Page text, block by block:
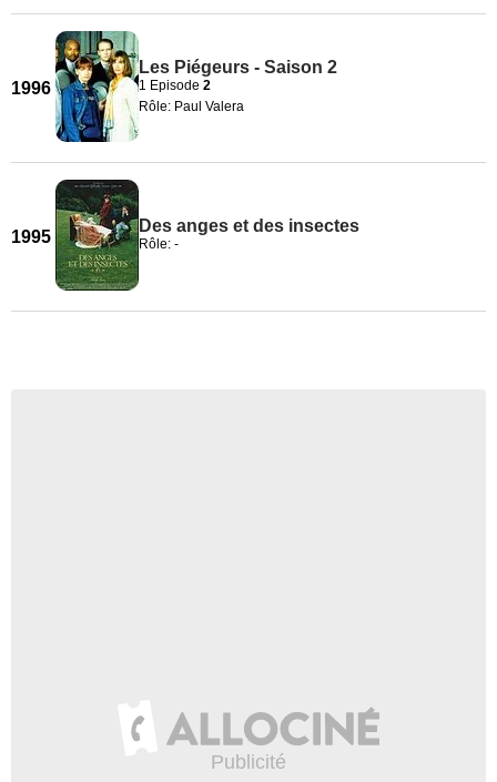
1996
Les Piégeurs - Saison 2
1 Episode 2
Rôle: Paul Valera
1995
Des anges et des insectes
Rôle: -